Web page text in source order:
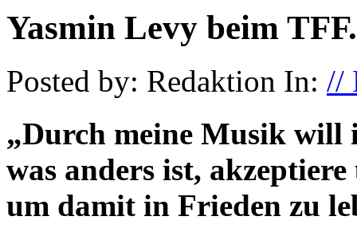
Yasmin Levy beim
Posted by: Redaktion In: //
„Durch meine Musik will
was anders ist,
um damit in Frieden zu